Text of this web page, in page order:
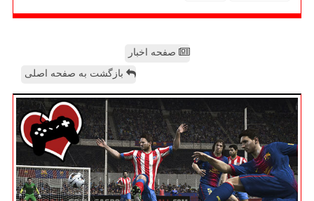
صفحه اخبار
بازگشت به صفحه اصلی